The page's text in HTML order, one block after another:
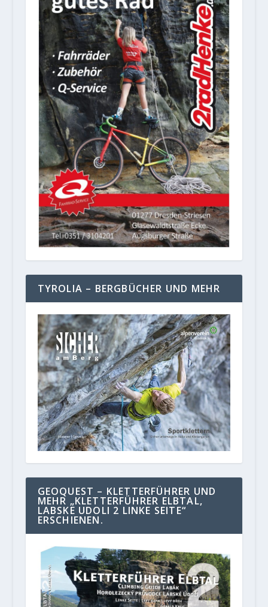
TYROLIA – BERGBÜCHER UND MEHR
GEOQUEST – KLETTERFÜHRER UND
MEHR „KLETTERFÜHRER ELBTAL,
LABSKE UDOLI 2 LINKE SEITE“
ERSCHIENEN.